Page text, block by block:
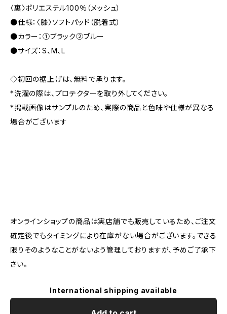
〈裏〉ポリエステル100％（メッシュ）
●仕様：〈膝〉ソフトパッド（脱着式）
●カラー：①ブラック②ブルー
●サイズ：S、M、L
◇初回の裾上げは、無料で承ります。
*洗濯の際は、プロテクターを取り外してください。
*掲載画像はサンプルのため、実際の商品と色味や仕様が異なる
場合がございます
オンラインショップの商品は実店舗でも販売しているため、ご注文
確定後でもタイミングにより在庫がない場合がございます。できる
限りそのようなことがないよう管理しておりますが、予めご了承下
さい。
International shipping available